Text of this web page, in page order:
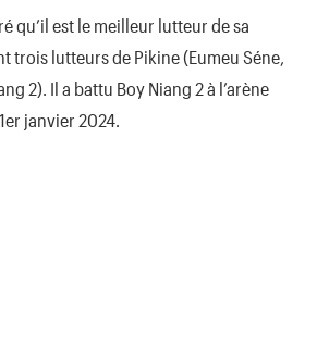
qu’il est le meilleur lutteur de sa
trois lutteurs de Pikine (Eumeu Séne,
2). Il a battu Boy Niang 2 à l’arène
janvier 2024.